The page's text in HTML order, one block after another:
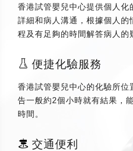
香港試管嬰兒中心提供個人化
詳細和病人溝通，根據個人的
程及有足夠的時間解答病人的
便捷化驗服務
香港試管嬰兒中心的化驗所位
告一般約2個小時就有結果，
時間。
交通便利